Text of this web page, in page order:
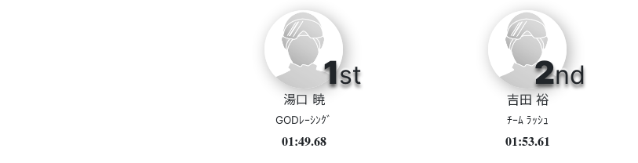
1st
湯口 暁
GODﾚｰｼﾝｸﾞ
01:49.68
2nd
吉田 裕
ﾁｰﾑ ﾗｯｼｭ
01:53.61